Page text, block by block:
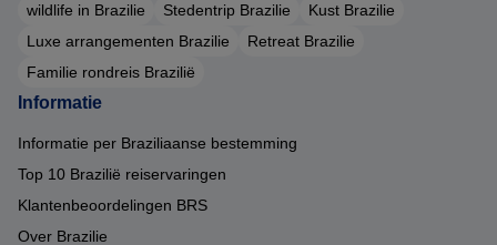
wildlife in Brazilie
Stedentrip Brazilie
Kust Brazilie
Luxe arrangementen Brazilie
Retreat Brazilie
Familie rondreis Brazilië
Informatie
Informatie per Braziliaanse bestemming
Top 10 Brazilië reiservaringen
Klantenbeoordelingen BRS
Over Brazilie